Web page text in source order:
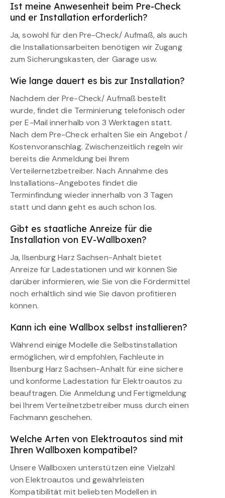
Ist meine Anwesenheit beim Pre-Check
und er Installation erforderlich?
Ja, sowohl für den Pre-Check/ Aufmaß, als auch
die Installationsarbeiten benötigen wir Zugang
zum Sicherungskasten, der Garage usw.
Wie lange dauert es bis zur Installation?
Nachdem der Pre-Check/ Aufmaß bestellt
wurde, findet die Terminierung telefonisch oder
per E-Mail innerhalb von 3 Werktagen statt.
Nach dem Pre-Check erhalten Sie ein Angebot /
Kostenvoranschlag. Zwischenzeitlich regeln wir
bereits die Anmeldung bei Ihrem
Verteilernetzbetreiber. Nach Annahme des
Installations-Angebotes findet die
Terminfindung wieder innerhalb von 3 Tagen
statt und dann geht es auch schon los.
Gibt es staatliche Anreize für die
Installation von EV-Wallboxen?
Ja, Ilsenburg Harz Sachsen-Anhalt bietet
Anreize für Ladestationen und wir können Sie
darüber informieren, wie Sie von die Fördermittel
noch erhältlich sind wie Sie davon profitieren
können.
Kann ich eine Wallbox selbst installieren?
Während einige Modelle die Selbstinstallation
ermöglichen, wird empfohlen, Fachleute in
Ilsenburg Harz Sachsen-Anhalt für eine sichere
und konforme Ladestation für Elektroautos zu
beauftragen. Die Anmeldung und Fertigmeldung
bei Ihrem Verteilnetzbetreiber muss durch einen
Fachmann geschehen.
Welche Arten von Elektroautos sind mit
Ihren Wallboxen kompatibel?
Unsere Wallboxen unterstützen eine Vielzahl
von Elektroautos und gewährleisten
Kompatibilität mit beliebten Modellen in